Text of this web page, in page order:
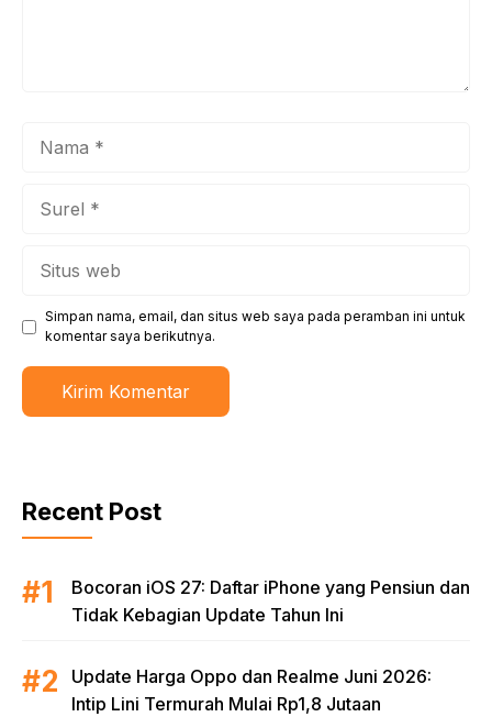
Simpan nama, email, dan situs web saya pada peramban ini untuk
komentar saya berikutnya.
Recent Post
Bocoran iOS 27: Daftar iPhone yang Pensiun dan
Tidak Kebagian Update Tahun Ini
Update Harga Oppo dan Realme Juni 2026:
Intip Lini Termurah Mulai Rp1,8 Jutaan